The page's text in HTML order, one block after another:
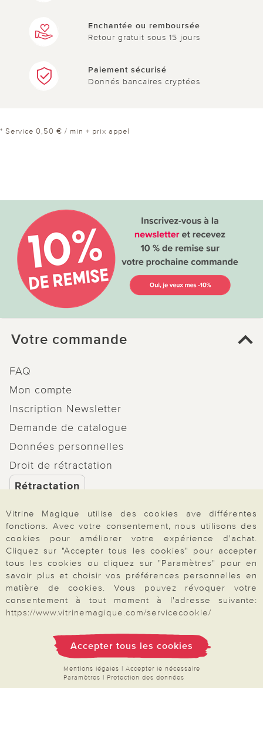
Enchantée ou remboursée
Retour gratuit sous 15 jours
Paiement sécurisé
Donnés bancaires cryptées
* Service 0,50 € / min + prix appel
Votre commande
FAQ
Mon compte
Inscription Newsletter
Demande de catalogue
Données personnelles
Droit de rétractation
Rétractation
Paiement & Livraison
À propos de nous
Besoin d'aide?
Mentions légales|CGV| Données & liberté|Vie privée & cookies
Vitrine Magique utilise des cookies ave différentes
fonctions. Avec votre consentement, nous utilisons des
cookies pour améliorer votre expérience d'achat.
Cliquez sur "Accepter tous les cookies" pour accepter
tous les cookies ou cliquez sur "Paramètres" pour en
savoir plus et choisir vos préférences personnelles en
matière de cookies. Vous pouvez révoquer votre
consentement à tout moment à l'adresse suivante:
https://www.vitrinemagique.com/servicecookie/
Accepter tous les cookies
Mentions légales | Accepter le nécessaire
Paramètres | Protection des données